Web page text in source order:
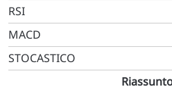
RSI
MACD
STOCASTICO